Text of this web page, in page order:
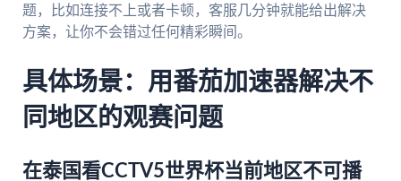
题，比如连接不上或者卡顿，客服几分钟就能给出解决
方案，让你不会错过任何精彩瞬间。
具体场景：用番茄加速器解决不
同地区的观赛问题
在泰国看CCTV5世界杯当前地区不可播